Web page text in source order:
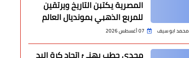
المصرية يكتبن التاريخ ويرتقين
للمربع الذهبي بمونديال العالم
محمد ابو سيف 07 أغسطس 2026